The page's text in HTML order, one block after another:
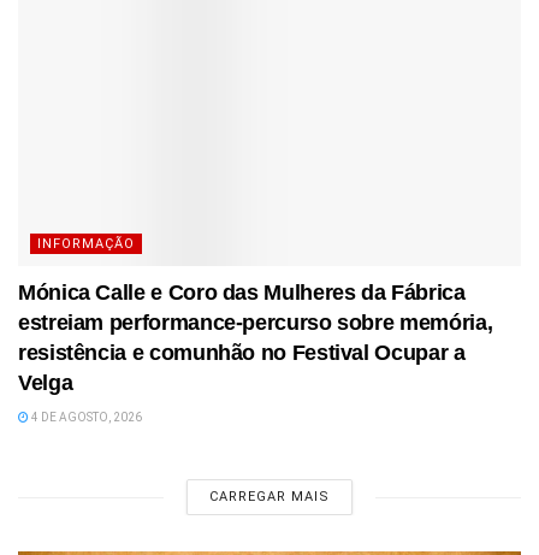
INFORMAÇÃO
Mónica Calle e Coro das Mulheres da Fábrica
estreiam performance-percurso sobre memória,
resistência e comunhão no Festival Ocupar a
Velga
4 DE AGOSTO, 2026
CARREGAR MAIS